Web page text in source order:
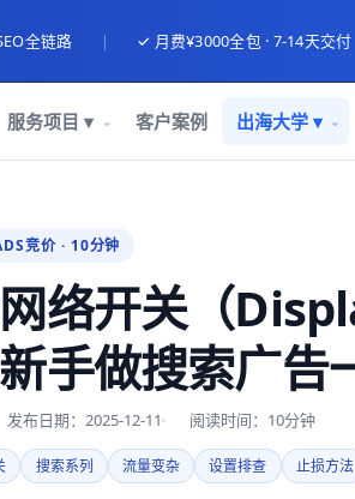
全链路 | ✓ 月费¥3000全包 · 7-14天交付
服务项目 ▾ 客户案例 出海大学 ▾
竞价 · 10分钟
络开关（
手做搜索广告
发布日期：2025-12-11 阅读时间：10分钟
搜索系列 流量变杂 设置排查 止损方法